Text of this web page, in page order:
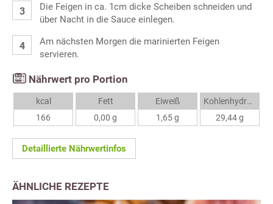
Die Feigen in ca. 1cm dicke Scheiben schneiden und
über Nacht in die Sauce einlegen.
Am nächsten Morgen die marinierten Feigen
servieren.
Nährwert pro Portion
kcal
166
Fett
0,00 g
Eiweiß
1,65 g
Kohlenhydrate
29,44 g
Detaillierte Nährwertinfos
ÄHNLICHE REZEPTE